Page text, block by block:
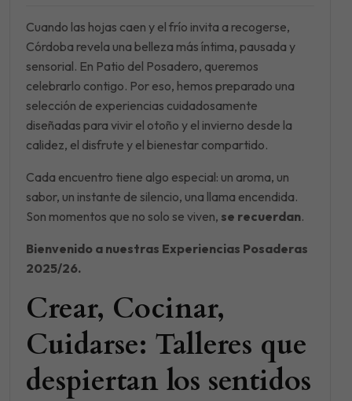
Cuando las hojas caen y el frío invita a recogerse,
Córdoba revela una belleza más íntima, pausada y
sensorial. En Patio del Posadero, queremos
celebrarlo contigo. Por eso, hemos preparado una
selección de experiencias cuidadosamente
diseñadas para vivir el otoño y el invierno desde la
calidez, el disfrute y el bienestar compartido.
Cada encuentro tiene algo especial: un aroma, un
sabor, un instante de silencio, una llama encendida.
Son momentos que no solo se viven, se recuerdan.
Bienvenido a nuestras Experiencias Posaderas
2025/26.
Crear, Cocinar,
Cuidarse: Talleres que
despiertan los sentidos